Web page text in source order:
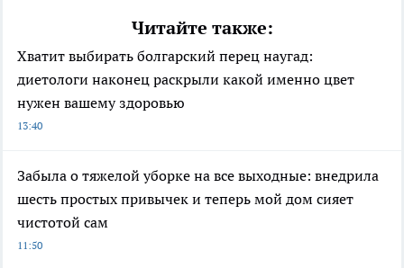
Читайте также:
Хватит выбирать болгарский перец наугад:
диетологи наконец раскрыли какой именно цвет
нужен вашему здоровью
13:40
Забыла о тяжелой уборке на все выходные: внедрила
шесть простых привычек и теперь мой дом сияет
чистотой сам
11:50